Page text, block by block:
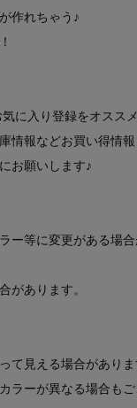
作れちゃう♪
に入り登録をオススメ
情報などお買い得情報
お願いします♪
ー等に変更がある場
があります。
て見える場合があり
ラーが異なる場合もご